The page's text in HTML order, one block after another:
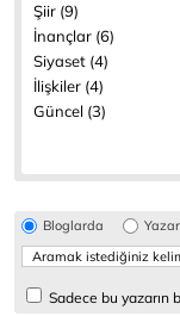
Şiir (9)
İnançlar (6)
Siyaset (4)
İlişkiler (4)
Güncel (3)
Bloglarda
Sadece bu yazarın